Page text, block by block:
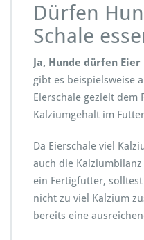
Dürfen
Schale
Ja, Hunde dürfen
gibt es beispielsweise
Eierschale gezielt dem
Kalziumgehalt im
Da Eierschale viel
auch die
ein Fertigfutter,
nicht zu viel Kalzium
bereits eine